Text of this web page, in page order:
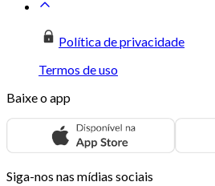
Política de privacidade
Termos de uso
Baixe o app
Siga-nos nas mídias sociais